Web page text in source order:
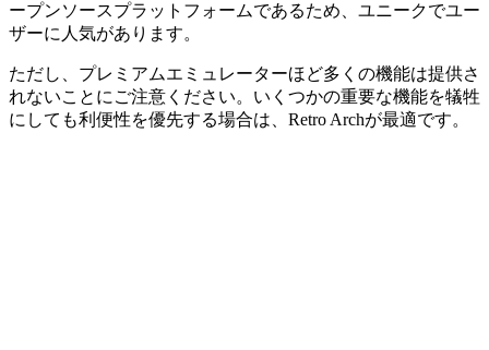
ープンソースプラットフォームであるため、ユニークでユー
ザーに人気があります。
ただし、プレミアムエミュレーターほど多くの機能は提供さ
れないことにご注意ください。いくつかの重要な機能を犠牲
にしても利便性を優先する場合は、Retro Archが最適です。